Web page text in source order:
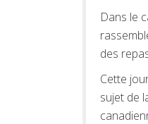
Dans le
des
Cette
sujet de